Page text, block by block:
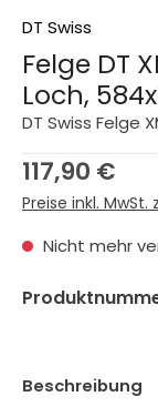
DT Swiss
Felge DT
Loch,
DT Swiss Felge
Regulärer Preis:
117,90 €
Preise inkl.
Nicht mehr
Beschreibung